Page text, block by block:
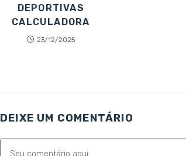
DEPORTIVAS
CALCULADORA
23/12/2025
DEIXE UM COMENTÁRIO